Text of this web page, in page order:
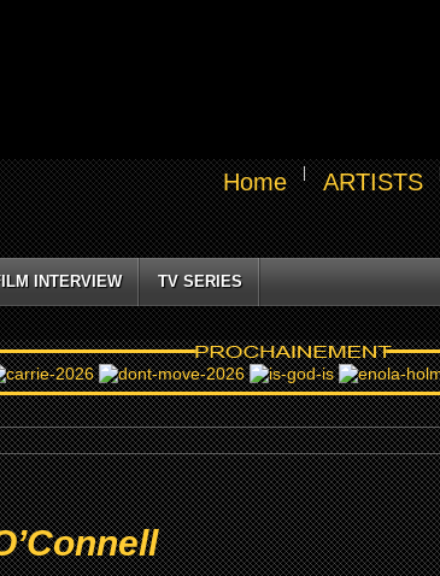
Home ARTISTS
INTERVIEW TV SERIES